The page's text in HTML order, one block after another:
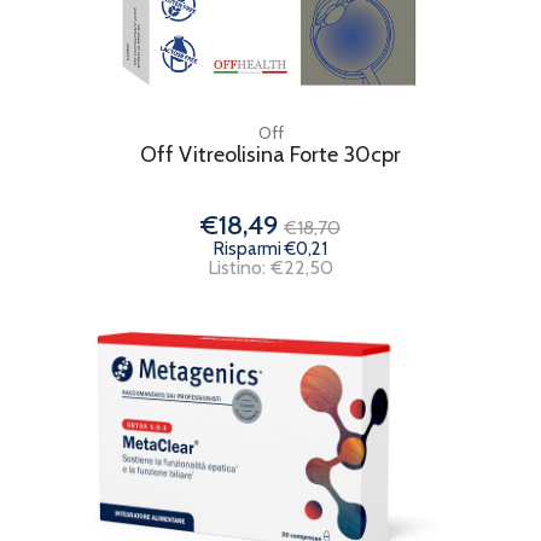
Off
Off Vitreolisina Forte 30cpr
€18,49 €18,70
Risparmi €0,21
Listino: €22,50